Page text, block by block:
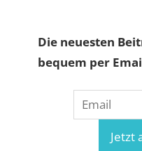
Die neuesten
bequem per